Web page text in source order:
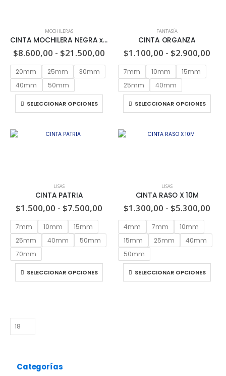
MOCHILERAS
CINTA MOCHILERA NEGRA x 50m
$8.600,00 - $21.500,00
20mm 25mm
30mm
40mm
50mm
SELECCIONAR OPCIONES
FANTASÍA
CINTA ORGANZA
$1.100,00 - $2.900,00
7mm 10mm
15mm
25mm
40mm
SELECCIONAR OPCIONES
LISAS
CINTA PATRIA
$1.500,00 - $7.500,00
7mm 10mm
15mm
25mm
40mm
50mm
70mm
SELECCIONAR OPCIONES
LISAS
CINTA RASO X 10M
$1.300,00 - $5.300,00
4mm 7mm
10mm
15mm
25mm
40mm
50mm
SELECCIONAR OPCIONES
Categorías